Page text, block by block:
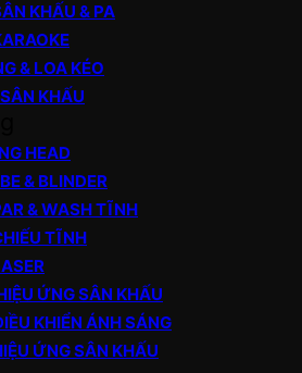
KHẤU & PA
& LOA KÉO
KHẤU
HEAD
& BLINDER
& WASH TĨNH
TĨNH
ỨNG SÂN KHẤU
KHIỂN ÁNH SÁNG
ỨNG SÂN KHẤU